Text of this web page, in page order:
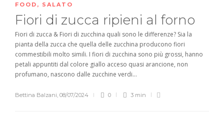
FOOD , SALATO
Fiori di zucca ripieni al forno
Fiori di zucca & Fiori di zucchina quali sono le differenze? Sia la
pianta della zucca che quella delle zucchina producono fiori
commestibili molto simili. I fiori di zucchina sono più grossi, hanno
petali appuntiti dal colore giallo acceso quasi arancione, non
profumano, nascono dalle zucchine verdi...
Bettina Balzani, 08/07/2024 0 3 min